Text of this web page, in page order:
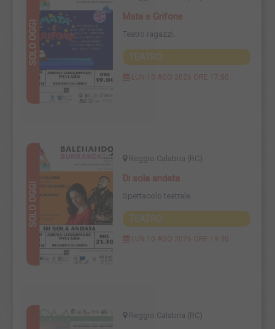
SOLO OGGI
SOLO OGGI
Mata e Grifone
Teatro ragazzi.
TEATRO
LUN 10 AGO 2026 ORE 17:00
SOLO OGGI
SOLO OGGI
Reggio Calabria (RC)
Di sola andata
Spettacolo teatrale.
TEATRO
LUN 10 AGO 2026 ORE 19:30
Reggio Calabria (RC)